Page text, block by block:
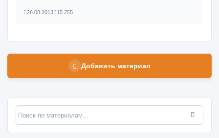
26.08.2013 15 255
Добавить материал